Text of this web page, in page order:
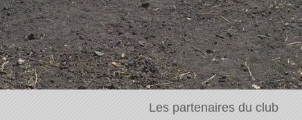
Les partenaires du club